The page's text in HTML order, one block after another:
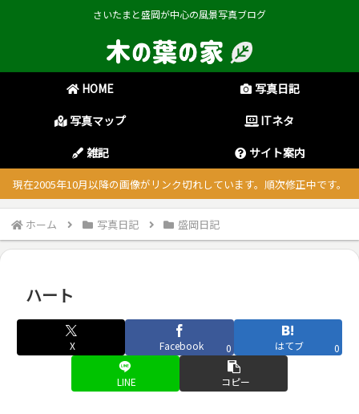
さいたまと盛岡が中心の風景写真ブログ
HOME
写真日記
写真マップ
ITネタ
雑記
サイト案内
現在2005年10月以降の画像がリンク切れしています。順次修正中です。
ホーム 写真日記 盛岡日記
ハート
X Facebook 0 はてブ 0
LINE コピー